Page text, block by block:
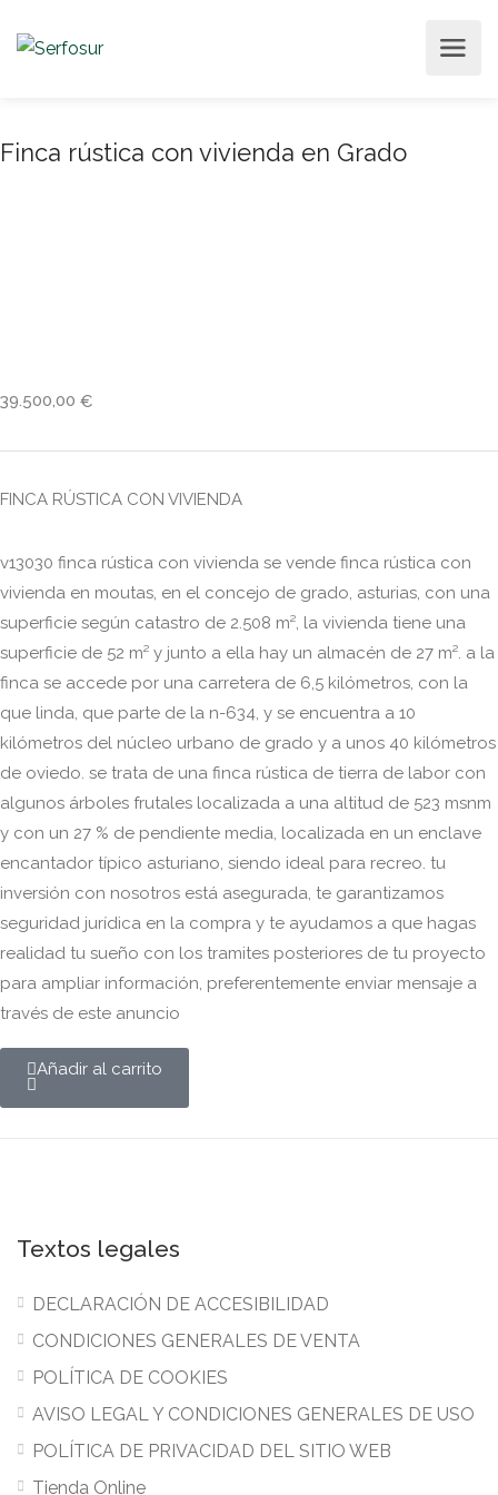
Finca rústica con vivienda en Grado
39.500,00 €
FINCA RÚSTICA CON VIVIENDA
v13030 finca rústica con vivienda se vende finca rústica con
vivienda en moutas, en el concejo de grado, asturias, con una
superficie según catastro de 2.508 m², la vivienda tiene una
superficie de 52 m² y junto a ella hay un almacén de 27 m². a la
finca se accede por una carretera de 6,5 kilómetros, con la
que linda, que parte de la n-634, y se encuentra a 10
kilómetros del núcleo urbano de grado y a unos 40 kilómetros
de oviedo. se trata de una finca rústica de tierra de labor con
algunos árboles frutales localizada a una altitud de 523 msnm
y con un 27 % de pendiente media, localizada en un enclave
encantador típico asturiano, siendo ideal para recreo. tu
inversión con nosotros está asegurada, te garantizamos
seguridad jurídica en la compra y te ayudamos a que hagas
realidad tu sueño con los tramites posteriores de tu proyecto
para ampliar información, preferentemente enviar mensaje a
través de este anuncio
Añadir al carrito
Textos legales
DECLARACIÓN DE ACCESIBILIDAD
CONDICIONES GENERALES DE VENTA
POLÍTICA DE COOKIES
AVISO LEGAL Y CONDICIONES GENERALES DE USO
POLÍTICA DE PRIVACIDAD DEL SITIO WEB
Tienda Online